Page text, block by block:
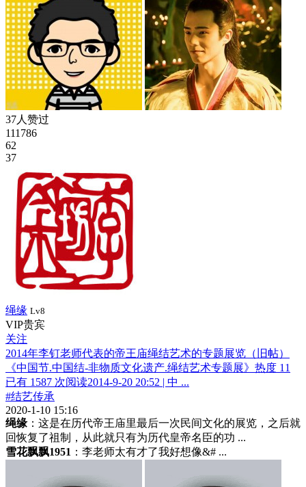
37人赞过
111786
62
37
绳缘 Lv8
VIP贵宾
关注
2014年李钉老师代表的帝王庙绳结艺术的专题展览（旧帖）
《中国节.中国结-非物质文化遗产.绳结艺术专题展》热度 11
已有 1587 次阅读2014-9-20 20:52 | 中 ...
#结艺传承
2020-1-10 15:16
绳缘 ：这是在历代帝王庙里最后一次民间文化的展览，之后就
回恢复了祖制，从此就只有为历代皇帝名臣的功 ...
雪花飘飘1951 ：李老师太有才了我好想像&# ...